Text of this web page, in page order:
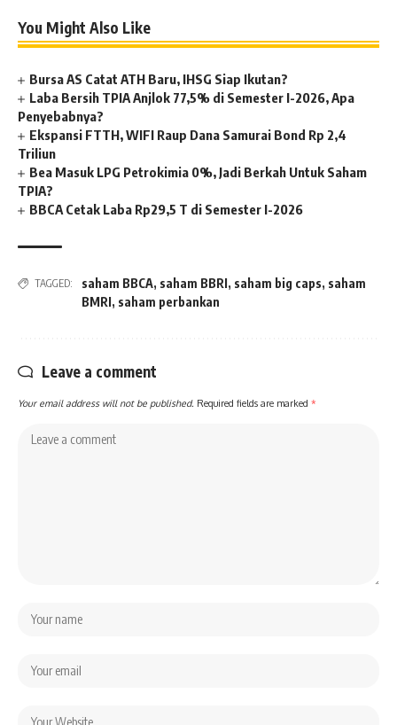
You Might Also Like
Bursa AS Catat ATH Baru, IHSG Siap Ikutan?
Laba Bersih TPIA Anjlok 77,5% di Semester I-2026, Apa
Penyebabnya?
Ekspansi FTTH, WIFI Raup Dana Samurai Bond Rp 2,4
Triliun
Bea Masuk LPG Petrokimia 0%, Jadi Berkah Untuk Saham
TPIA?
BBCA Cetak Laba Rp29,5 T di Semester I-2026
TAGGED: saham BBCA, saham BBRI, saham big caps, saham
BMRI, saham perbankan
Leave a comment
Your email address will not be published. Required fields are marked *